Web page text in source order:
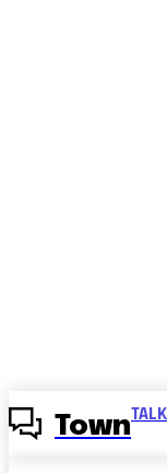
Town TALK